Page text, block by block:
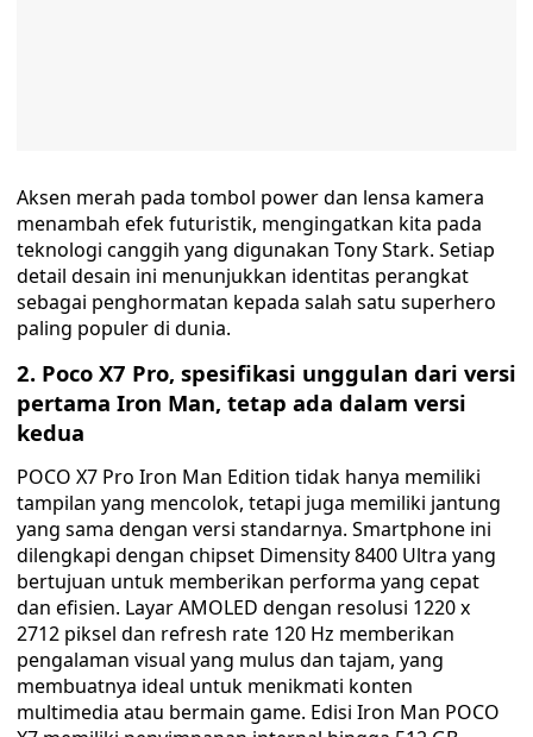
Aksen merah pada tombol power dan lensa kamera
menambah efek futuristik, mengingatkan kita pada
teknologi canggih yang digunakan Tony Stark. Setiap
detail desain ini menunjukkan identitas perangkat
sebagai penghormatan kepada salah satu superhero
paling populer di dunia.
2. Poco X7 Pro, spesifikasi unggulan dari versi
pertama Iron Man, tetap ada dalam versi
kedua
POCO X7 Pro Iron Man Edition tidak hanya memiliki
tampilan yang mencolok, tetapi juga memiliki jantung
yang sama dengan versi standarnya. Smartphone ini
dilengkapi dengan chipset Dimensity 8400 Ultra yang
bertujuan untuk memberikan performa yang cepat
dan efisien. Layar AMOLED dengan resolusi 1220 x
2712 piksel dan refresh rate 120 Hz memberikan
pengalaman visual yang mulus dan tajam, yang
membuatnya ideal untuk menikmati konten
multimedia atau bermain game. Edisi Iron Man POCO